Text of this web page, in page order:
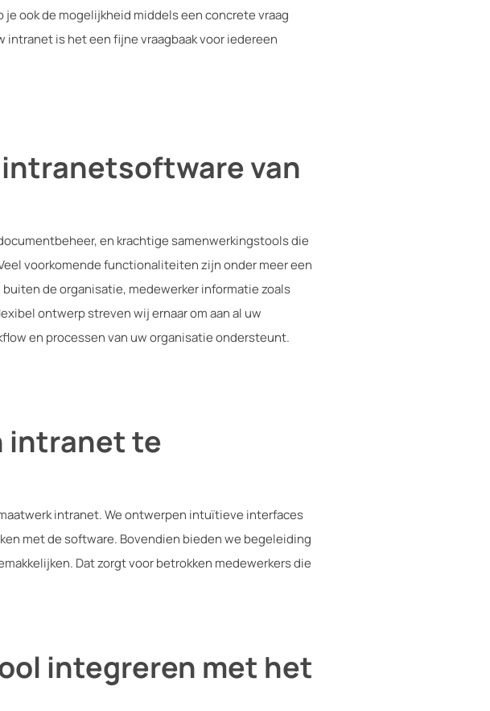
ook de mogelijkheid middels een concrete vraag
is het een fijne vraagbaak voor iedereen
van
en krachtige samenwerkingstools die
voorkomende functionaliteiten zijn onder meer een
de organisatie, medewerker informatie zoals
ontwerp streven wij ernaar om aan al uw
en processen van uw organisatie ondersteunt.
intranet te
intranet. We ontwerpen intuïtieve interfaces
met de software. Bovendien bieden we begeleiding
Dat zorgt voor betrokken medewerkers die
integreren met het